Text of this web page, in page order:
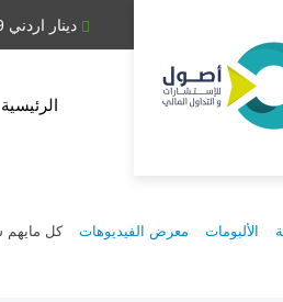
دينار اردني 0.709
الرئيسية
الألبومات معرض الفيديوهات كل